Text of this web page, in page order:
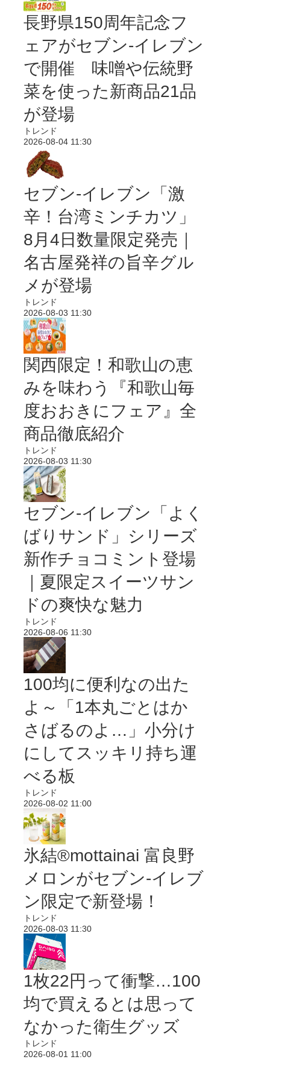
長野県150周年記念フ
ェアがセブン-イレブン
で開催 味噌や伝統野
菜を使った新商品21品
が登場
トレンド
2026-08-04 11:30
セブン-イレブン「激
辛！台湾ミンチカツ」
8月4日数量限定発売｜
名古屋発祥の旨辛グル
メが登場
トレンド
2026-08-03 11:30
関西限定！和歌山の恵
みを味わう『和歌山毎
度おおきにフェア』全
商品徹底紹介
トレンド
2026-08-03 11:30
セブン‐イレブン「よく
ばりサンド」シリーズ
新作チョコミント登場
｜夏限定スイーツサン
ドの爽快な魅力
トレンド
2026-08-06 11:30
100均に便利なの出た
よ～「1本丸ごとはか
さばるのよ…」小分け
にしてスッキリ持ち運
べる板
トレンド
2026-08-02 11:00
氷結®mottainai 富良野
メロンがセブン‐イレブ
ン限定で新登場！
トレンド
2026-08-03 11:30
1枚22円って衝撃…100
均で買えるとは思って
なかった衛生グッズ
トレンド
2026-08-01 11:00